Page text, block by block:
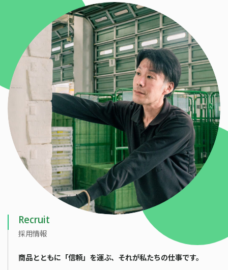
Recruit
採用情報
商品とともに「信頼」を運ぶ、 それが私たちの仕事です。